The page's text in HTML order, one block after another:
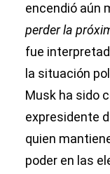
encendió aún
perder la
fue
la situación
Musk ha sido
expresidente
quien
poder en las